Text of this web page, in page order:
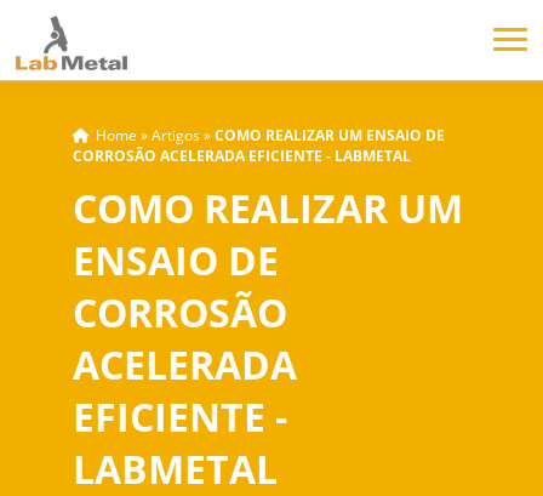
Home »Artigos»COMO REALIZAR UM ENSAIO DE
CORROSÃO ACELERADA EFICIENTE - LABMETAL
COMO REALIZAR UM
ENSAIO DE
CORROSÃO
ACELERADA
EFICIENTE -
LABMETAL